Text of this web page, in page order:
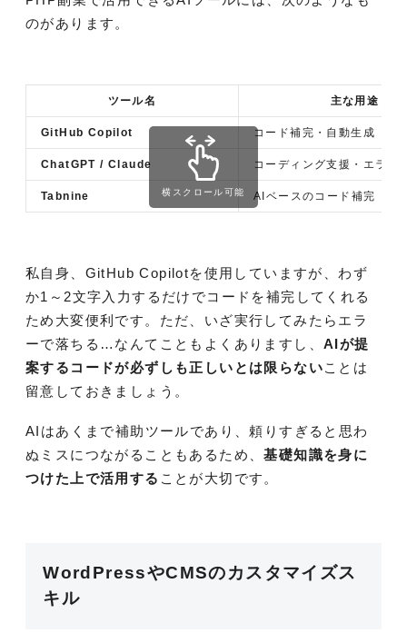
のがあります。
ツール名 主な用途
GitHub Copilot コード補完・自動生成
ChatGPT / Claude コーディング支援・エラー
Tabnine AIベースのコード補完
横スクロール可能
私自身、GitHub Copilotを使用していますが、わず
か1～2文字入力するだけでコードを補完してくれる
ため大変便利です。ただ、いざ実行してみたらエラ
ーで落ちる…なんてこともよくありますし、 AIが提
案するコードが必ずしも正しいとは限らないことは
留意しておきましょう。
AIはあくまで補助ツールであり、頼りすぎると思わ
ぬミスにつながることもあるため、基礎知識を身に
つけた上で活用する ことが大切です。
WordPressやCMSのカスタマイズス
キル